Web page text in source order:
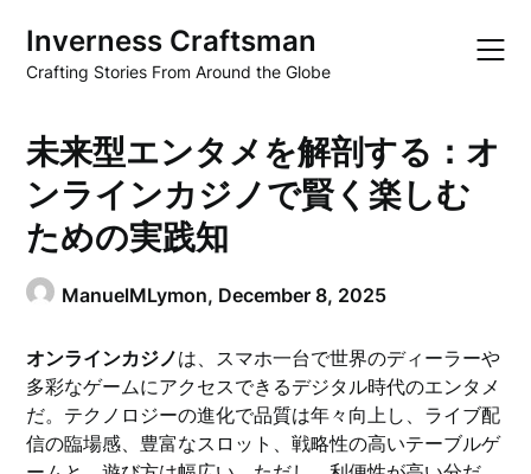
content
Inverness Craftsman
Crafting Stories From Around the Globe
未来型エンタメを解剖する：オ
ンラインカジノで賢く楽しむ
ための実践知
ManuelMLymon, December 8, 2025
オンラインカジノは、スマホ一台で世界のディーラーや
多彩なゲームにアクセスできるデジタル時代のエンタメ
だ。テクノロジーの進化で品質は年々向上し、ライブ配
信の臨場感、豊富なスロット、戦略性の高いテーブルゲ